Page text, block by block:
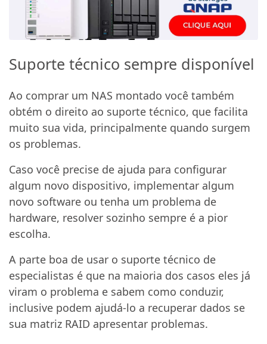
Suporte técnico sempre disponível
Ao comprar um NAS montado você também
obtém o direito ao suporte técnico, que facilita
muito sua vida, principalmente quando surgem
os problemas.
Caso você precise de ajuda para configurar
algum novo dispositivo, implementar algum
novo software ou tenha um problema de
hardware, resolver sozinho sempre é a pior
escolha.
A parte boa de usar o suporte técnico de
especialistas é que na maioria dos casos eles já
viram o problema e sabem como conduzir,
inclusive podem ajudá-lo a recuperar dados se
sua matriz RAID apresentar problemas.